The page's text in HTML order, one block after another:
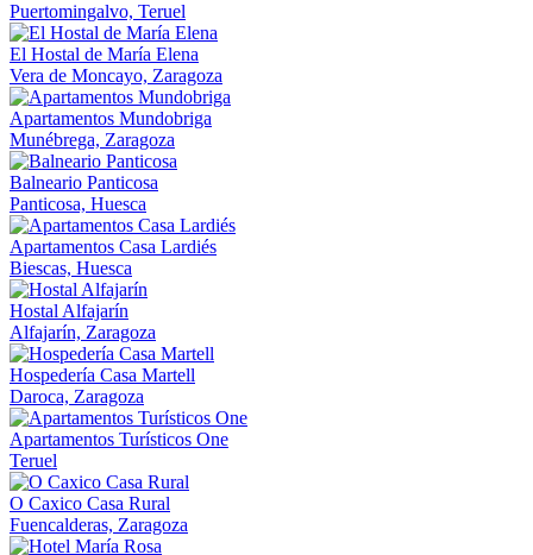
Puertomingalvo, Teruel
El Hostal de María Elena
Vera de Moncayo, Zaragoza
Apartamentos Mundobriga
Munébrega, Zaragoza
Balneario Panticosa
Panticosa, Huesca
Apartamentos Casa Lardiés
Biescas, Huesca
Hostal Alfajarín
Alfajarín, Zaragoza
Hospedería Casa Martell
Daroca, Zaragoza
Apartamentos Turísticos One
Teruel
O Caxico Casa Rural
Fuencalderas, Zaragoza